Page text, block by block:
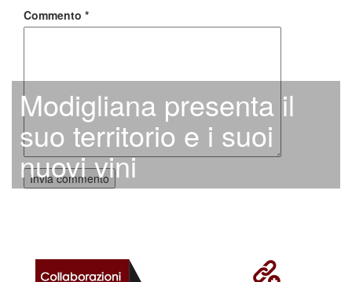
Modigliana presenta il
suo territorio e i suoi
nuovi vini
Commento *